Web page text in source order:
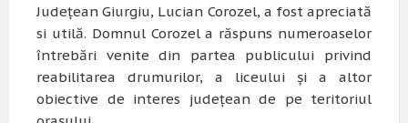
Județean Giurgiu, Lucian Corozel, a fost apreciată
si utilă. Domnul Corozel a răspuns numeroaselor
întrebări venite din partea publicului privind
reabilitarea drumurilor, a liceului și a altor
obiective de interes județean de pe teritoriul